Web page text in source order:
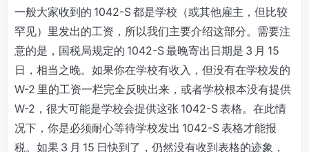
一般大家收到的 1042-S 都是学校（或其他雇主，但比较
罕见）里发出的工资，所以我们主要介绍这部分。需要注
意的是，国税局规定的 1042-S 最晚寄出日期是 3 月 15
日，相当之晚。如果你在学校有收入，但没有在学校发的
W-2 里的工资一栏完全反映出来，或者学校根本没有提供
W-2，很大可能是学校会提供这张 1042-S 表格。在此情
况下，你是必须耐心等待学校发出 1042-S 表格才能报
税。如果 3 月 15 日快到了，仍然没有收到表格的迹象，